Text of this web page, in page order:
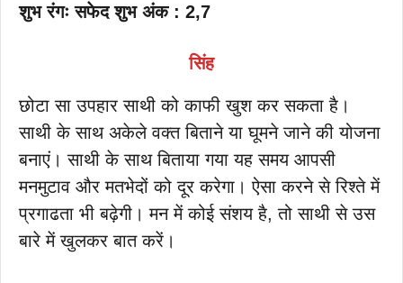
शुभ रंगः सफेद शुभ अंक : 2,7
सिंह
छोटा सा उपहार साथी को काफी खुश कर सकता है।
साथी के साथ अकेले वक्त बिताने या घूमने जाने की योजना
बनाएं। साथी के साथ बिताया गया यह समय आपसी
मनमुटाव और मतभेदों को दूर करेगा। ऐसा करने से रिश्ते में
प्रगाढता भी बढ़ेगी। मन में कोई संशय है, तो साथी से उस
बारे में खुलकर बात करें।